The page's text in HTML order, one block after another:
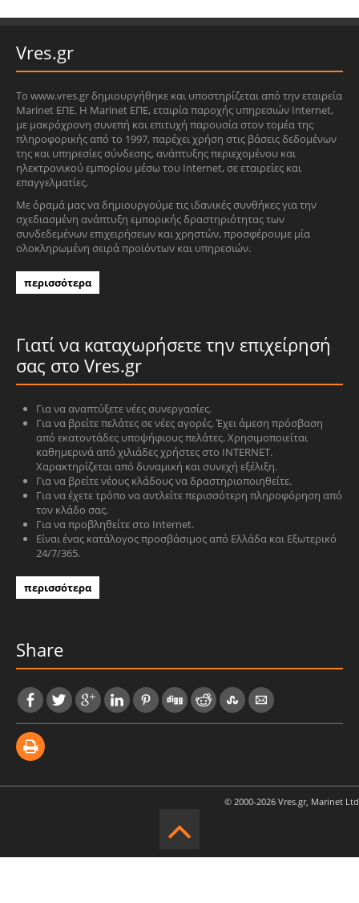
Vres.gr
Το www.vres.gr δημιουργήθηκε και υποστηρίζεται από την εταιρεία
Marinet ΕΠΕ. Η Marinet ΕΠΕ, εταιρία παροχής υπηρεσιών Internet,
με μακρόχρονη συνεπή και επιτυχή παρουσία στον τομέα της
πληροφορικής από το 1997, παρέχει χρήση στις βάσεις δεδομένων
της και υπηρεσίες σύνδεσης, ανάπτυξης περιεχομένου και
ηλεκτρονικού εμπορίου μέσω του Internet, σε εταιρείες και
επαγγελματίες.
Με όραμά μας να δημιουργούμε τις ιδανικές συνθήκες για την
σχεδιασμένη ανάπτυξη εμπορικής δραστηριότητας των
συνδεδεμένων επιχειρήσεων και χρηστών, προσφέρουμε μία
ολοκληρωμένη σειρά προϊόντων και υπηρεσιών.
περισσότερα
Γιατί να καταχωρήσετε την επιχείρησή
σας στο Vres.gr
Για να αναπτύξετε νέες συνεργασίες.
Για να βρείτε πελάτες σε νέες αγορές. Έχει άμεση πρόσβαση
από εκατοντάδες υποψήφιους πελάτες. Χρησιμοποιείται
καθημερινά από χιλιάδες χρήστες στο INTERNET.
Χαρακτηρίζεται από δυναμική και συνεχή εξέλιξη.
Για να βρείτε νέους κλάδους να δραστηριοποιηθείτε.
Για να έχετε τρόπο να αντλείτε περισσότερη πληροφόρηση από
τον κλάδο σας.
Για να προβληθείτε στο Internet.
Είναι ένας κατάλογος προσβάσιμος από Ελλάδα και Εξωτερικό
24/7/365.
περισσότερα
Share
© 2000-2026 Vres.gr, Marinet Ltd